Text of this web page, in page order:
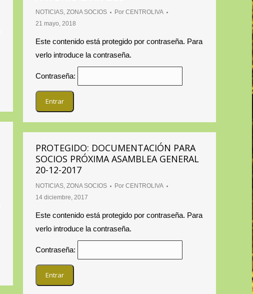
NOTICIAS, ZONA SOCIOS Por CENTROLIVA
21 mayo, 2018
Este contenido está protegido por contraseña. Para
verlo introduce la contraseña.
Contraseña:
PROTEGIDO: DOCUMENTACIÓN PARA
SOCIOS PRÓXIMA ASAMBLEA GENERAL
20-12-2017
NOTICIAS, ZONA SOCIOS Por CENTROLIVA
14 diciembre, 2017
Este contenido está protegido por contraseña. Para
verlo introduce la contraseña.
Contraseña: